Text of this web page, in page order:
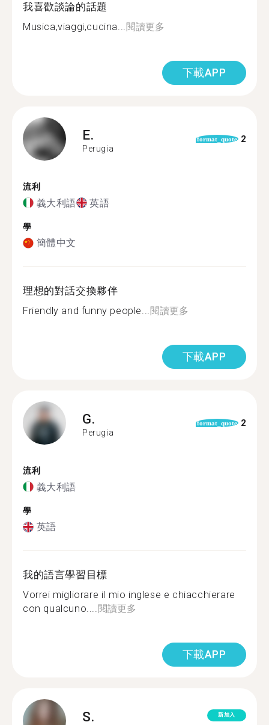
我喜歡談論的話題
Musica,viaggi,cucina...閱讀更多
下載APP
E.
Perugia
format_quote 2
流利
義大利語 英語
學
簡體中文
理想的對話交換夥伴
Friendly and funny people...閱讀更多
下載APP
G.
Perugia
format_quote 2
流利
義大利語
學
英語
我的語言學習目標
Vorrei migliorare il mio inglese e chiacchierare
con qualcuno....閱讀更多
下載APP
S. 新加入